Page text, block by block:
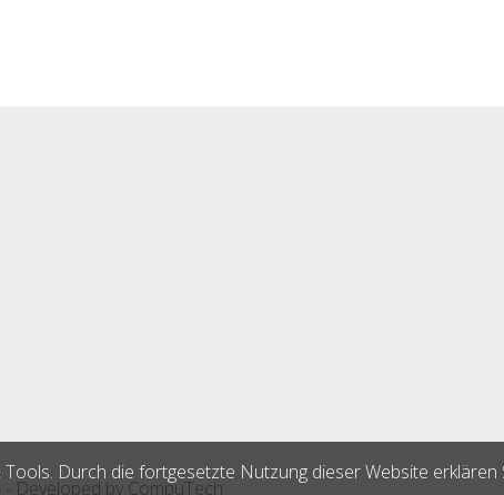
- Developed by CompuTech
Durch die fortgesetzte Nutzung dieser Website erklären